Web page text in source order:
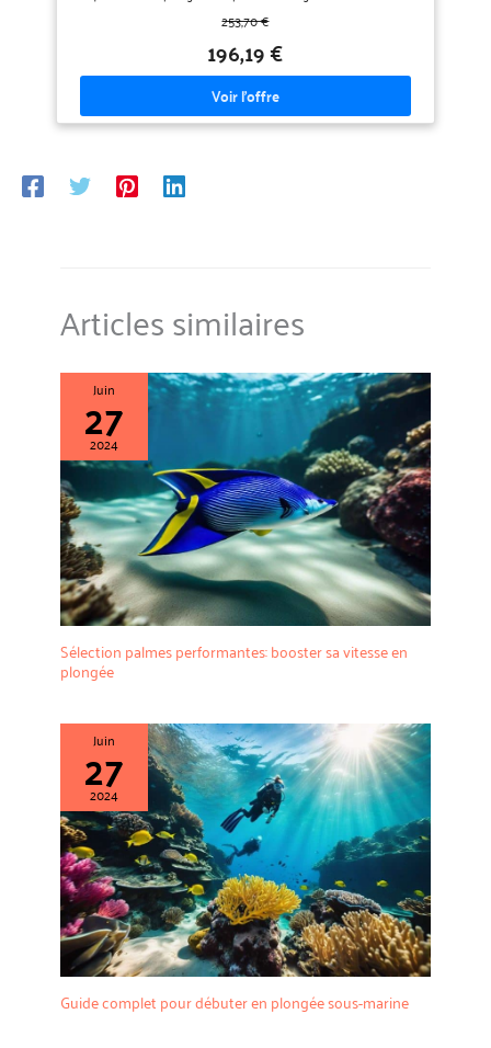
combinaison de plongée et nage Seac Energy est composée de
néoprène lisse Smooth Skin de 2 mm d’épaisseur doublé à
l’intérieur. Cette combinaison offre une grande absence de
frottement et un bon degré de protection et elle est très facile à
enfiler. Seac Energy est une combinaison technique en néoprène
collé et cousu pour éviter les infiltrations d'eau et obtenir une
meilleure protection thermique. La combinaison de nage et de
plongée en apnée Seac Energy est disponible avec une coupe
253,70 €
196,19 €
Articles similaires
Juin
27
2024
Sélection palmes performantes: booster sa vitesse en
plongée
Juin
27
2024
Guide complet pour débuter en plongée sous-marine